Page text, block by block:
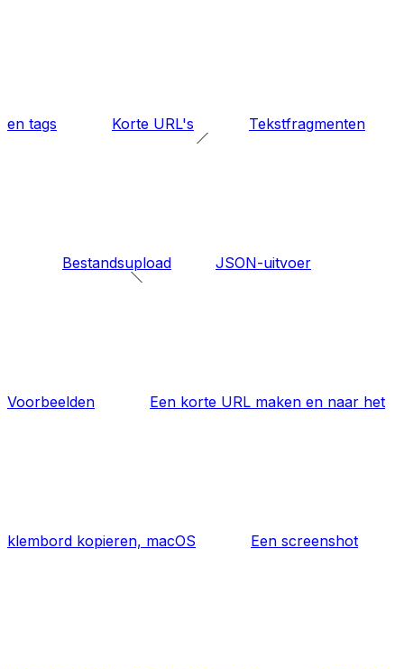
en tags Korte URL's Tekstfragmenten
Bestandsupload JSON-uitvoer
Voorbeelden Een korte URL maken en naar het
klembord kopieren, macOS Een screenshot